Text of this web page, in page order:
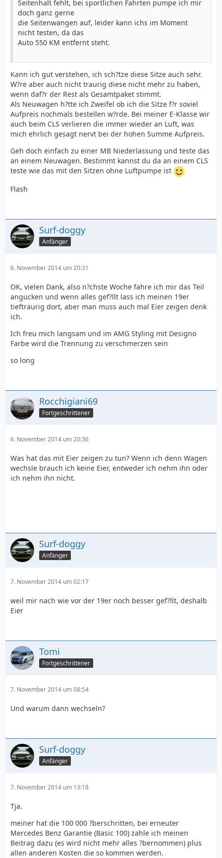
Seitenhalt fehlt, bei sportlichen Fahrten pumpe ich mir
doch ganz gerne
die Seitenwangen auf, leider kann ichs im Moment
nicht testen, da das
Auto 550 KM entfernt steht.
Kann ich gut verstehen, ich sch?tze diese Sitze auch sehr.
W?re aber auch nicht traurig diese nicht mehr zu haben,
wenn daf?r der Rest als Gesamtpaket stimmt.
Als Neuwagen h?tte ich Zweifel ob ich die Sitze f?r soviel
Aufpreis nochmals bestellen w?rde. Bei meiner E-Klasse wir
auch beim CLS verlieren die immer wieder an Luft, was
mich ehrlich gesagt nervt bei der hohen Summe Aufpreis.
Geh doch einfach zu einer MB Niederlassung und teste das
an einem Neuwagen. Bestimmt kannst du da an einem CLS
teste wie das mit den Sitzen ohne Luftpumpe ist
Flash
Surf-doggy
Anfänger
6. November 2014 um 20:31
OK, vielen Dank, also n?chste Woche fahre ich mir das Teil
angucken und wenn alles gef?llt lass ich meinen 19er
tieftraurig dort, aber man muss auch mal Eier zeigen denk
ich.
Ich freu mich langsam und im AMG Styling mit Designo
Farbe wird die Trennung zu verschmerzen sein
so long
Rocchigiani69
Fortgeschrittener
6. November 2014 um 20:36
Was hat das mit Eier zeigen zu tun? Wenn ich denn Wagen
wechsle brauch ich keine Eier, entweder ich nehm ihn oder
ich nehm ihn nicht.
Surf-doggy
Anfänger
7. November 2014 um 02:17
weil mir nach wie vor der 19er noch besser gef?llt, deshalb
Eier
Tomi
Fortgeschrittener
7. November 2014 um 08:54
Und warum dann wechseln?
Surf-doggy
Anfänger
7. November 2014 um 13:18
Tja.
meiner hat die 100 000 ?berschritten, bei erneuter
Mercedes Benz Garantie (Basic 100) zahle ich meinen
Beitrag dazu (es wird nicht mehr alles ?bernommen) plus
allen anderen Kosten die so kommen werden.